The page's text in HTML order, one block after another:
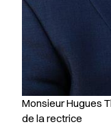
Monsieur Hugues
de la rectrice